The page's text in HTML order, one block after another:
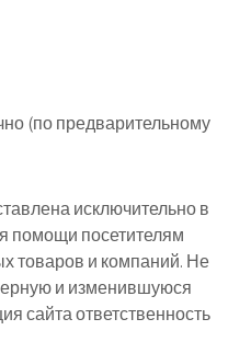
(по предварительному
исключительно в
помощи посетителям
товаров и компаний. Не
и изменившуюся
сайта ответственность